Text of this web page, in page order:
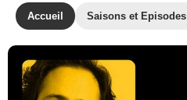
Accueil Saisons et Episodes